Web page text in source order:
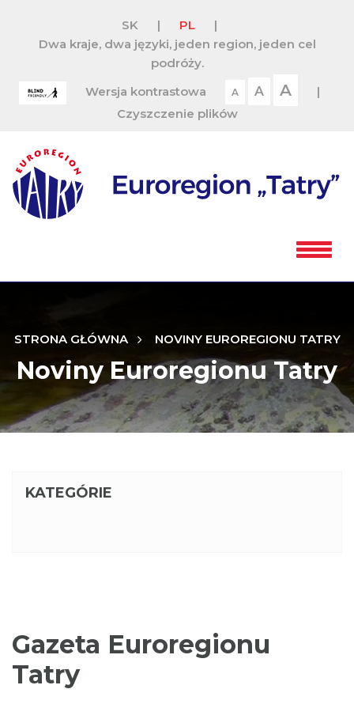
SK | PL
|
Dwa kraje, dwa języki, jeden region, jeden cel
podróży.
Wersja kontrastowa
A A A
|
Czyszczenie plików
STRONA GŁÓWNA NOVINY EUROREGIONU TATRY
Noviny Euroregionu Tatry
KATEGÓRIE
Gazeta Euroregionu
Tatry